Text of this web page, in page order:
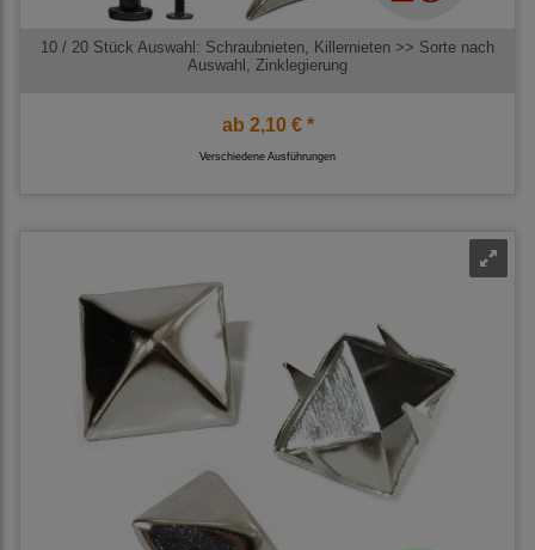
10 / 20 Stück Auswahl: Schraubnieten, Killernieten >> Sorte nach
Auswahl, Zinklegierung
ab 2,10 € *
Verschiedene Ausführungen